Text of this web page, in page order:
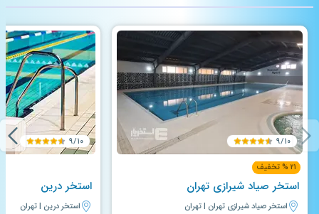
۹/۱۰
۲۱ % تخفیف
استخر صیاد شیرازی تهران
استخر صیاد شیرازی تهران | تهران
۹/۱۰
استخر درین
استخر درین | تهران